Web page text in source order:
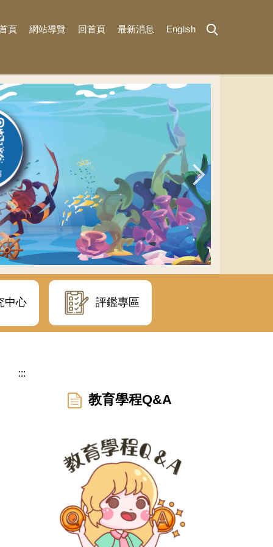
頁 網站導覽 回首頁 最新消息 English
中心 評鑑專區
:::
教育學程Q&A